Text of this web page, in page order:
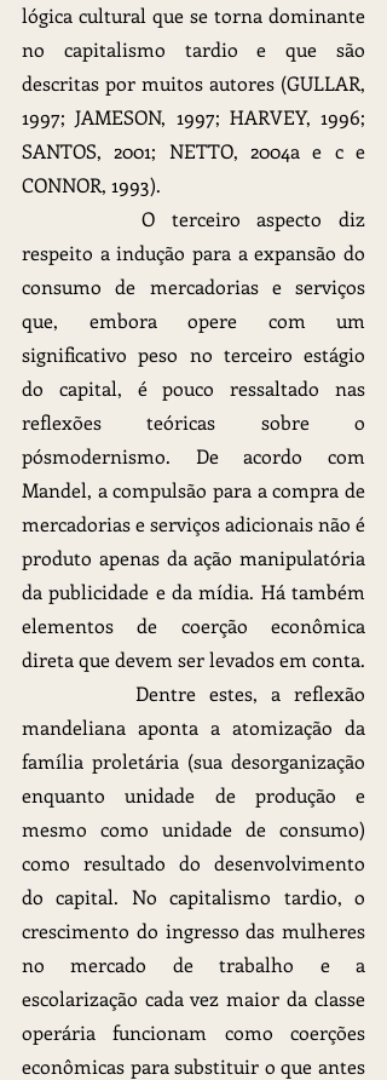
lógica cultural que se torna dominante
no capitalismo tardio e que são
descritas por muitos autores (GULLAR,
1997; JAMESON, 1997; HARVEY, 1996;
SANTOS, 2001; NETTO, 2004a e c e
CONNOR, 1993).
		O terceiro aspecto diz
respeito a indução para a expansão do
consumo de mercadorias e serviços
que, embora opere com um
significativo peso no terceiro estágio
do capital, é pouco ressaltado nas
reflexões teóricas sobre o
pósmodernismo. De acordo com
Mandel, a compulsão para a compra de
mercadorias e serviços adicionais não é
produto apenas da ação manipulatória
da publicidade e da mídia. Há também
elementos de coerção econômica
direta que devem ser levados em conta.
mandeliana aponta a atomização da
família proletária (sua desorganização
enquanto unidade de produção e
mesmo como unidade de consumo)
como resultado do desenvolvimento
do capital. No capitalismo tardio, o
crescimento do ingresso das mulheres
no mercado de trabalho e a
escolarização cada vez maior da classe
operária funcionam como coerções
econômicas para substituir o que antes